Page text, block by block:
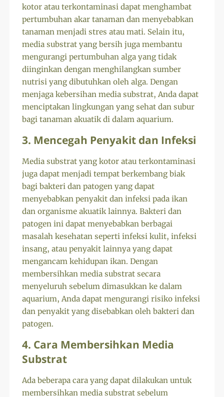
kotor atau terkontaminasi dapat menghambat
pertumbuhan akar tanaman dan menyebabkan
tanaman menjadi stres atau mati. Selain itu,
media substrat yang bersih juga membantu
mengurangi pertumbuhan alga yang tidak
diinginkan dengan menghilangkan sumber
nutrisi yang dibutuhkan oleh alga. Dengan
menjaga kebersihan media substrat, Anda dapat
menciptakan lingkungan yang sehat dan subur
bagi tanaman akuatik di dalam aquarium.
3. Mencegah Penyakit dan Infeksi
Media substrat yang kotor atau terkontaminasi
juga dapat menjadi tempat berkembang biak
bagi bakteri dan patogen yang dapat
menyebabkan penyakit dan infeksi pada ikan
dan organisme akuatik lainnya. Bakteri dan
patogen ini dapat menyebabkan berbagai
masalah kesehatan seperti infeksi kulit, infeksi
insang, atau penyakit lainnya yang dapat
mengancam kehidupan ikan. Dengan
membersihkan media substrat secara
menyeluruh sebelum dimasukkan ke dalam
aquarium, Anda dapat mengurangi risiko infeksi
dan penyakit yang disebabkan oleh bakteri dan
patogen.
4. Cara Membersihkan Media
Substrat
Ada beberapa cara yang dapat dilakukan untuk
membersihkan media substrat sebelum